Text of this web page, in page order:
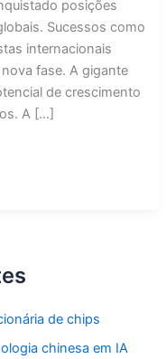
posições
Sucessos como
internacionais
fase. A gigante
de crescimento
A […]
de chips
chinesa em IA